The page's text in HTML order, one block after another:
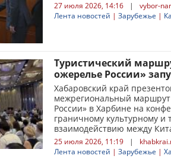
27 июля 2026, 14:16 |
vybor-
Лента новостей | Зарубежье |
Туристический
ожерелье России»
Хабаровский край
межрегиональный
России» в Харбине на
граничному культурному и
взаимодействию между
25 июля 2026, 11:19 |
Лента новостей | Зарубежье |